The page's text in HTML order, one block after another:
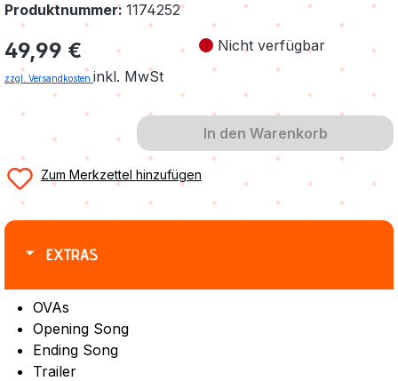
Produktnummer: 1174252
Regulärer Preis:
49,99 €
zzgl. Versandkosten inkl. MwSt
Nicht verfügbar
In den Warenkorb
Zum Merkzettel hinzufügen
EXTRAS
OVAs
Opening Song
Ending Song
Trailer